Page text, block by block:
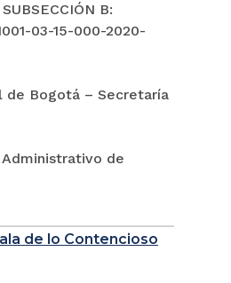
B:
03-15-000-2020-
Bogotá – Secretaría
Administrativo de
de lo Contencioso